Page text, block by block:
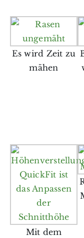
Es wird Zeit zu
mähen
Mit dem